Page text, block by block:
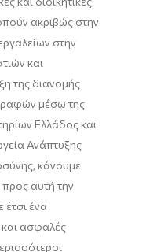
ακριβώς στην
στην
και
της διανομής
μέσω της
Ελλάδος και
Ανάπτυξης
κάνουμε
αυτή την
ένα
ασφαλές